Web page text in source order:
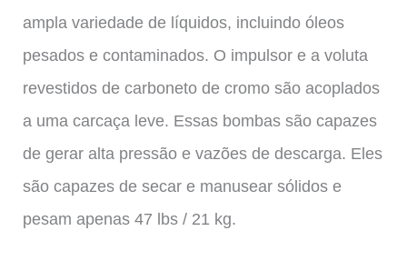
ampla variedade de líquidos, incluindo óleos
pesados ​​e contaminados. O impulsor e a voluta
revestidos de carboneto de cromo são acoplados
a uma carcaça leve. Essas bombas são capazes
de gerar alta pressão e vazões de descarga. Eles
são capazes de secar e manusear sólidos e
pesam apenas 47 lbs / 21 kg.